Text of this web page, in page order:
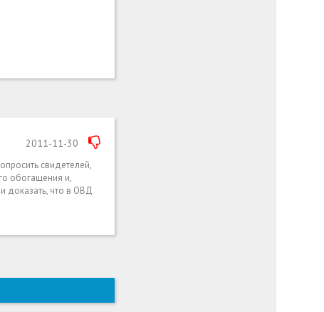
2011-11-30
свидетелей,
обогащения и,
доказать, что в ОВД